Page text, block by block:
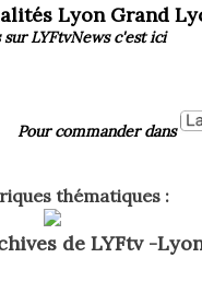
Lyon Grand
sur LYFtvNewsc'est ici
Pour commander dans
thématiques :
de LYFtv -